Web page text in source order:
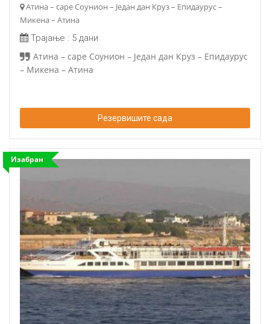
Атина – cape Соунион – Један дан Круз – Епидаурус –
Микена – Атина
Трајање : 5 дани
Атина – cape Соунион – Један дан Круз – Епидаурус
– Микена – Атина
Резервишите сада
Изабран